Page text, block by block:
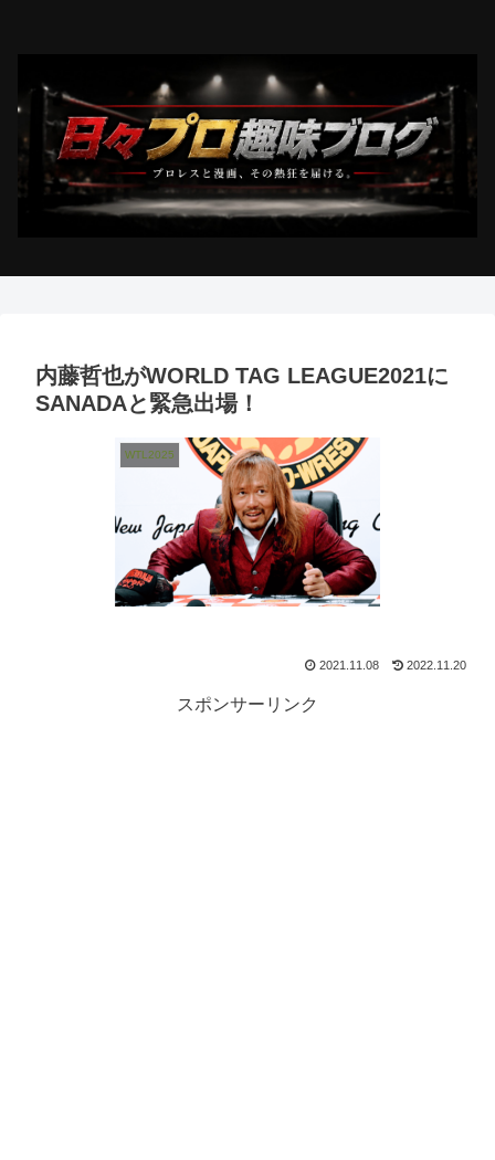
内藤哲也がWORLD TAG LEAGUE2021に
SANADAと緊急出場！
WTL2025
2021.11.08 2022.11.20
スポンサーリンク